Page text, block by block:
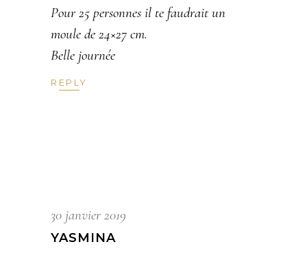
Pour 25 personnes il te faudrait un
moule de 24×27 cm.
Belle journée
REPLY
30 janvier 2019
YASMINA